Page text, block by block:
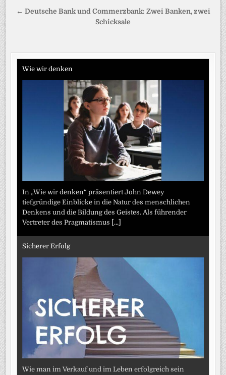
← Deutsche Bank und Commerzbank: Zwei Banken, zwei
Schicksale
Wie wir denken
In „Wie wir denken“ präsentiert John Dewey
tiefgründige Einblicke in die Natur des menschlichen
Denkens und die Bildung des Geistes. Als führender
Vertreter des Pragmatismus [...]
Sicherer Erfolg
Wie man im Verkauf und im Leben erfolgreich sein